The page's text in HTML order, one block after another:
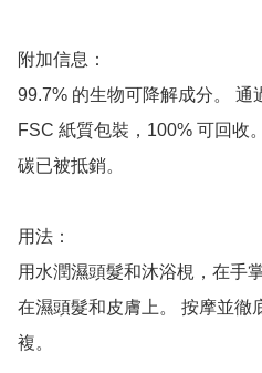
附加信息：
99.7% 的生物可降解成分。 通
FSC 紙質包裝，100% 可回收
碳已被抵銷。
用法：
用水潤濕頭髮和沐浴梘，在手
在濕頭髮和皮膚上。 按摩並徹
複。